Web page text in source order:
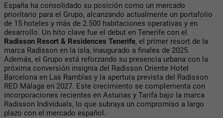
España ha consolidado su posición como un mercado
prioritario para el Grupo, alcanzando actualmente un portafolio
de 15 hoteles y más de 2.500 habitaciones operativas y en
desarrollo. Un hito clave fue el debut en Tenerife con el
Radisson Resort & Residences Tenerife, el primer resort de la
marca Radisson en la isla, inaugurado a finales de 2025.
Además, el Grupo está reforzando su presencia urbana con la
próxima conversión insignia del Radisson Oriente Hotel
Barcelona en Las Ramblas y la apertura prevista del Radisson
RED Málaga en 2027. Este crecimiento se complementa con
incorporaciones recientes en Asturias y Tarifa bajo la marca
Radisson Individuals, lo que subraya un compromiso a largo
plazo con el mercado español.